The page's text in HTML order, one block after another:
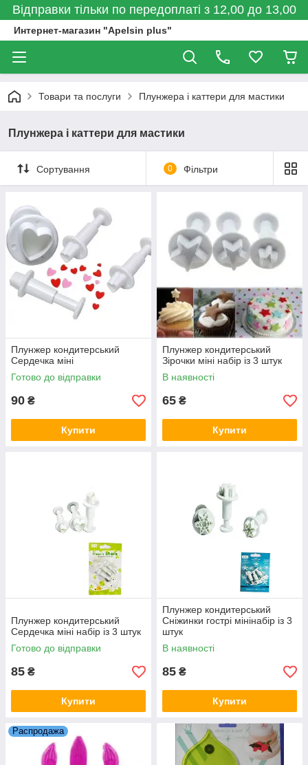
Відправки тільки по передоплаті з 12,00 до 13,00
Интернет-магазин "Apelsin plus"
Товари та послуги Плунжера і каттери для мастики
Плунжера і каттери для мастики
Сортування 0 Фільтри
Плунжер кондитерський
Сердечка міні
Готово до відправки
90 ₴
Купити
Плунжер кондитерський
Зірочки міні набір із 3 штук
В наявності
65 ₴
Купити
Плунжер кондитерський
Сердечка міні набір із 3 штук
Готово до відправки
85 ₴
Купити
Плунжер кондитерський
Сніжинки гострі мінінабір із 3
штук
В наявності
85 ₴
Купити
Распродажа